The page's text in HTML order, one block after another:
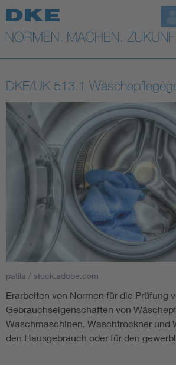
Top-Themen
VDE Fokusthemen
Digital Security
Energy
Health
Industry
Living
Mobility
Smart Cities
DKE Fachinformationen im
DKE/UK 513.1
patila / stock.adobe.com
Erarbeiten von Normen für die Prüfung
Gebrauchseigenschaften von
Waschmaschinen, Waschtrockner und
den Hausgebrauch oder für den